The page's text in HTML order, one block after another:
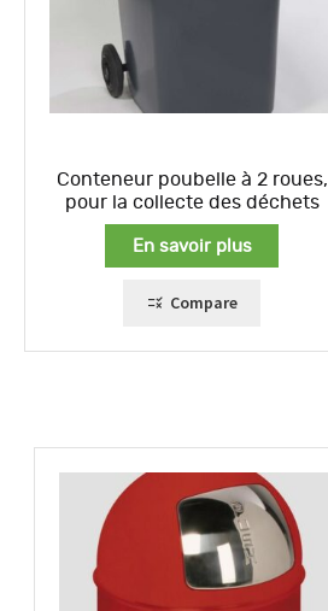
Conteneur poubelle à 2 roues,
pour la collecte des déchets
En savoir plus
Compare